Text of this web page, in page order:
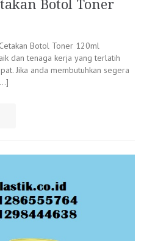
Botol Toner
Botol Toner 120ml
dan tenaga kerja yang terlatih
Jika anda membutuhkan segera